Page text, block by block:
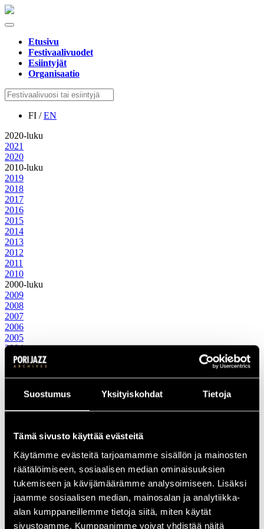
Suostumus Yksityiskohdat Tietoja
Tämä sivusto käyttää evästeitä
Käytämme evästeitä tarjoamamme sisällön ja mainosten
räätälöimiseen, sosiaalisen median ominaisuuksien
tukemiseen ja kävijämäärämme analysoimiseen. Lisäksi
jaamme sosiaalisen median, mainosalan ja analytiikka-
alan kumppaneillemme tietoja siitä, miten käytät
sivustoamme. Kumppanimme voivat yhdistää näitä
Etusivu
Festivaalivuodet
Esiintyjät
Organisaatio
FI /EN
2020-luku
2021
2020
2010-luku
2019
2018
2017
2016
2015
2014
2013
2012
2011
2010
2000-luku
2009
2008
2007
2006
2005
2004
2003
2002
2001
1999
1997
1995
1994
1993
1992
1991
1990
1980-luku